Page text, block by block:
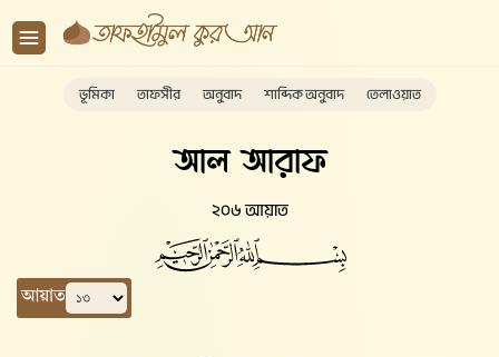
ভূমিকা তাফসীর অনুবাদ শাব্দিক অনুবাদ তেলাওয়াত
আল আরাফ
২০৬ আয়াত
আয়াত